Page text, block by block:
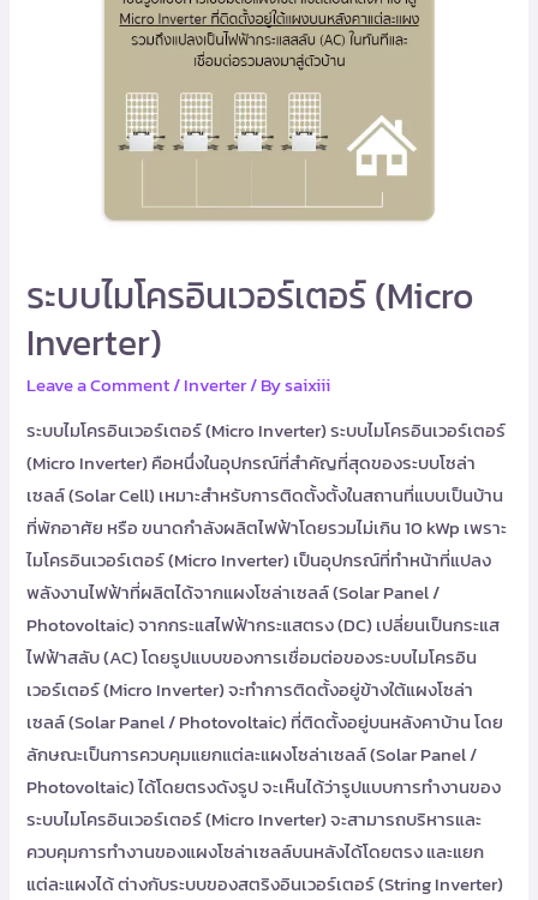
ระบบไมโครอินเวอร์เตอร์ (Micro
Inverter)
Leave a Comment/Inverter/ Bysaixiii
ระบบไมโครอินเวอร์เตอร์ (Micro Inverter) ระบบไมโครอินเวอร์เตอร์
(Micro Inverter) คือหนึ่งในอุปกรณ์ที่สำคัญที่สุดของระบบโซล่า
เซลล์ (Solar Cell) เหมาะสำหรับการติดตั้งตั้งในสถานที่แบบเป็นบ้าน
ที่พักอาศัย หรือ ขนาดกำลังผลิตไฟฟ้าโดยรวมไม่เกิน 10 kWp เพราะ
ไมโครอินเวอร์เตอร์ (Micro Inverter) เป็นอุปกรณ์ที่ทำหน้าที่แปลง
พลังงานไฟฟ้าที่ผลิตได้จากแผงโซล่าเซลล์ (Solar Panel /
Photovoltaic) จากกระแสไฟฟ้ากระแสตรง (DC) เปลี่ยนเป็นกระแส
ไฟฟ้าสลับ (AC) โดยรูปแบบของการเชื่อมต่อของระบบไมโครอิน
เวอร์เตอร์ (Micro Inverter) จะทำการติดตั้งอยู่ข้างใต้แผงโซล่า
เซลล์ (Solar Panel / Photovoltaic) ที่ติดตั้งอยู่บนหลังคาบ้าน โดย
ลักษณะเป็นการควบคุมแยกแต่ละแผงโซล่าเซลล์ (Solar Panel /
Photovoltaic) ได้โดยตรงดังรูป จะเห็นได้ว่ารูปแบบการทำงานของ
ระบบไมโครอินเวอร์เตอร์ (Micro Inverter) จะสามารถบริหารและ
ควบคุมการทำงานของแผงโซล่าเซลล์บนหลังได้โดยตรง และแยก
แต่ละแผงได้ ต่างกับระบบของสตริงอินเวอร์เตอร์ (String Inverter)